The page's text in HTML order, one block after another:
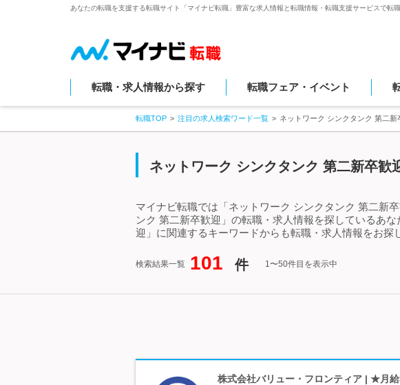
あなたの転職を支援する転職サイト「マイナビ転職」豊富な求人情報と転職情報・転職支援サービスで転
転職・求人情報から探す 転職フェア・イベント
転職TOP 注目の求人検索ワード一覧 ネットワーク シンクタンク 第二
ネットワーク シンクタンク 第二新卒
マイナビ転職では「ネットワーク シンクタンク 第二新
ンク 第二新卒歓迎」の転職・求人情報を探しているあ
迎」に関連するキーワードからも転職・求人情報をお
検索結果一覧 101 件 1〜50件目を表示中
株式会社バリュー・フロンティア | ★月